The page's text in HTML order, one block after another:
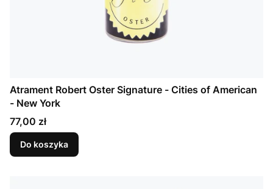
Atrament Robert Oster Signature - Cities of American
- New York
Cena
77,00 zł
Do koszyka